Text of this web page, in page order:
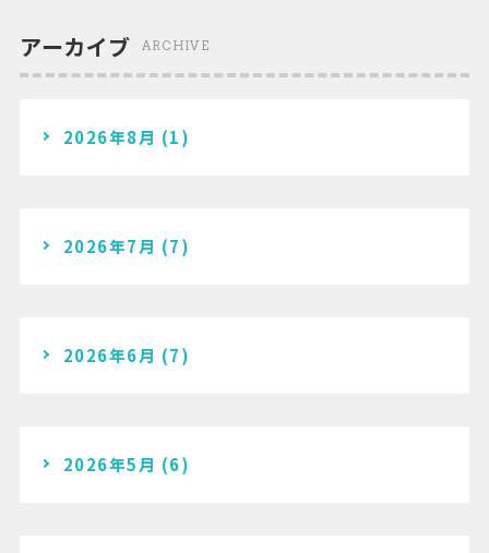
アーカイブ ARCHIVE
2026年8月 (1)
2026年7月 (7)
2026年6月 (7)
2026年5月 (6)